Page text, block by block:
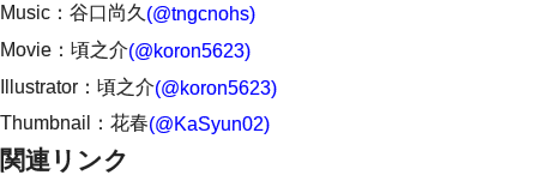
Music：谷口尚久 (@tngcnohs)
Movie：頃之介(@koron5623)
Illustrator：頃之介(@koron5623)
Thumbnail：花春(@KaSyun02)
関連リンク